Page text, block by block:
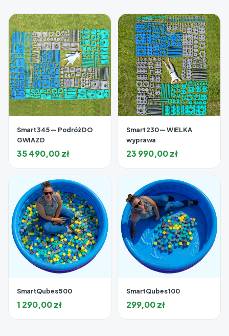
Smart 345 — Podróż DO
GWIAZD
35 490,00zł
Smart 230 — WIELKA
wyprawa
23 990,00zł
SmartQubes 500
1 290,00zł
SmartQubes 100
299,00zł